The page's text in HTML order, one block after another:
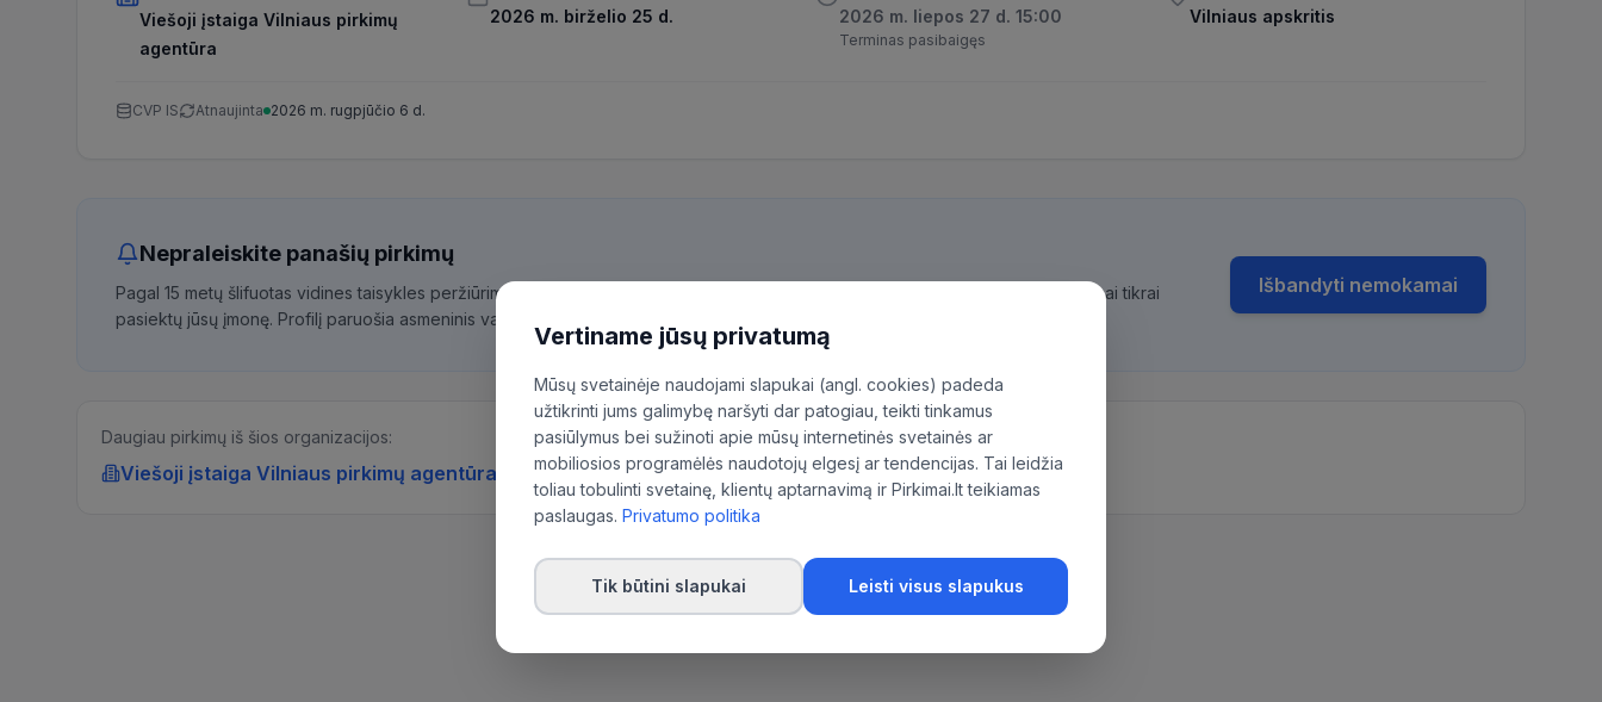
Viešoji įstaiga Vilniaus pirkimų
agentūra
2026 m. birželio 25 d. 2026 m. liepos 27 d. 15:00
Terminas pasibaigęs
Vilniaus apskritis
CVP IS Atnaujinta 2026 m. rugpjūčio 6 d.
Nepraleiskite panašių pirkimų
Pagal 15 metų šlifuotas vidines taisykles peržiūrime kiekvieną pirkimą ir patiksliname 35,96% BVPŽ kodų, kad aktualūs skelbimai tikrai
pasiektų jūsų įmonę. Profilį paruošia asmeninis vadybininkas.
Išbandyti nemokamai
Daugiau pirkimų iš šios organizacijos:
Viešoji įstaiga Vilniaus pirkimų agentūra
Vertiname jūsų privatumą
Mūsų svetainėje naudojami slapukai (angl. cookies) padeda
užtikrinti jums galimybę naršyti dar patogiau, teikti tinkamus
pasiūlymus bei sužinoti apie mūsų internetinės svetainės ar
mobiliosios programėlės naudotojų elgesį ar tendencijas. Tai leidžia
toliau tobulinti svetainę, klientų aptarnavimą ir Pirkimai.lt teikiamas
paslaugas. Privatumo politika
Tik būtini slapukai Leisti visus slapukus